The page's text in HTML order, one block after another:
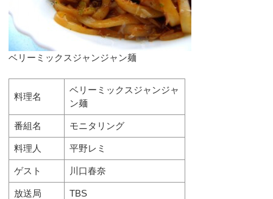
ベリーミックスジャンジャン麺
料理名
ベリーミックスジャンジャ
ン麺
番組名 モニタリング
料理人 平野レミ
ゲスト 川口春奈
放送局 TBS